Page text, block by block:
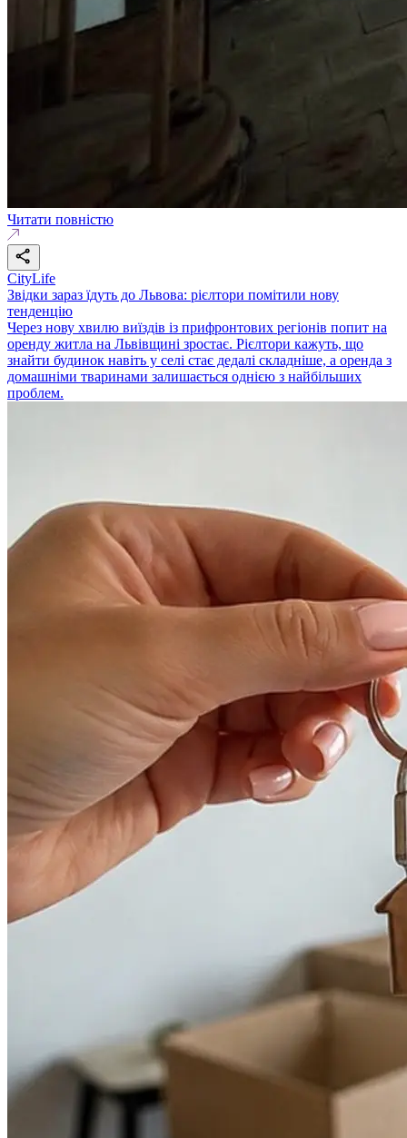
Читати повністю
CityLife
Звідки зараз їдуть до Львова: рієлтори помітили нову
тенденцію
Через нову хвилю виїздів із прифронтових регіонів попит на
оренду житла на Львівщині зростає. Рієлтори кажуть, що
знайти будинок навіть у селі стає дедалі складніше, а оренда з
домашніми тваринами залишається однією з найбільших
проблем.